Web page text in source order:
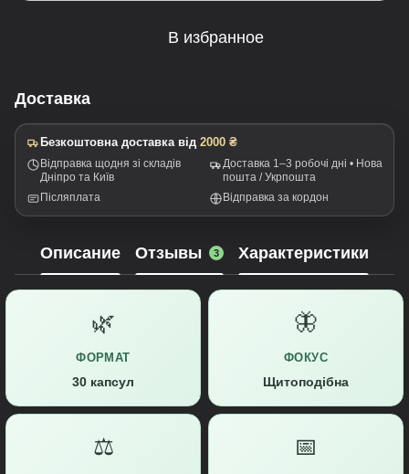
В избранное
Доставка
Безкоштовна доставка від 2000 ₴
Відправка щодня зі складів
Дніпро та Київ
Доставка 1–3 робочі дні • Нова
пошта / Укрпошта
Післяплата
Відправка за кордон
Описание Отзывы 3 Характеристики
🌿
ФОРМАТ
30 капсул
🦋
ФОКУС
Щитоподібна
⚖️ 📅